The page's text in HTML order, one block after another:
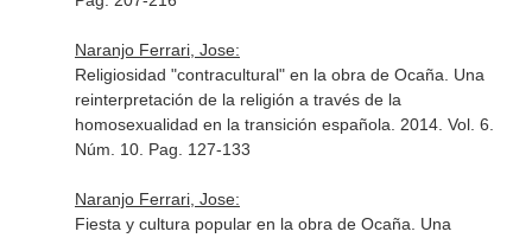
Naranjo Ferrari, Jose:
Religiosidad "contracultural" en la obra de Ocaña. Una
reinterpretación de la religión a través de la
homosexualidad en la transición española. 2014. Vol. 6.
Núm. 10. Pag. 127-133
Naranjo Ferrari, Jose:
Fiesta y cultura popular en la obra de Ocaña. Una